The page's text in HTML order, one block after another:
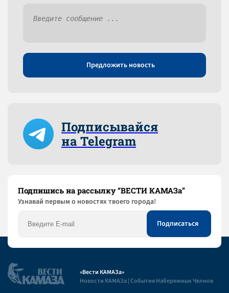
Предложить новость
Подписывайся
на Telegram
Подпишись на рассылку “ВЕСТИ КАМАЗа”
Узнaвай первым о новостях твоего города!
«Вести КАМАЗа»
Новости КАМАЗа | События Набережных Челнов